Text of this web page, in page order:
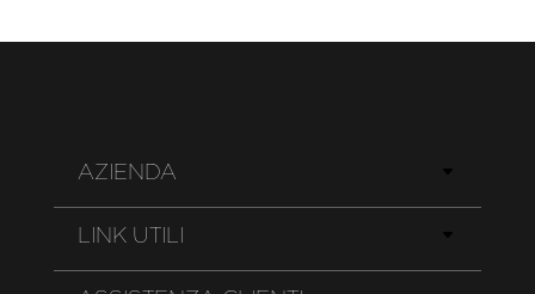
AZIENDA
LINK UTILI